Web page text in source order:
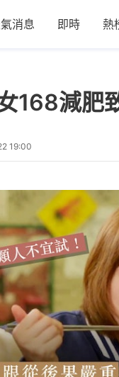
消息 即時 熱
168減
19:00